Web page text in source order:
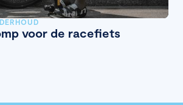
voor de racefiets